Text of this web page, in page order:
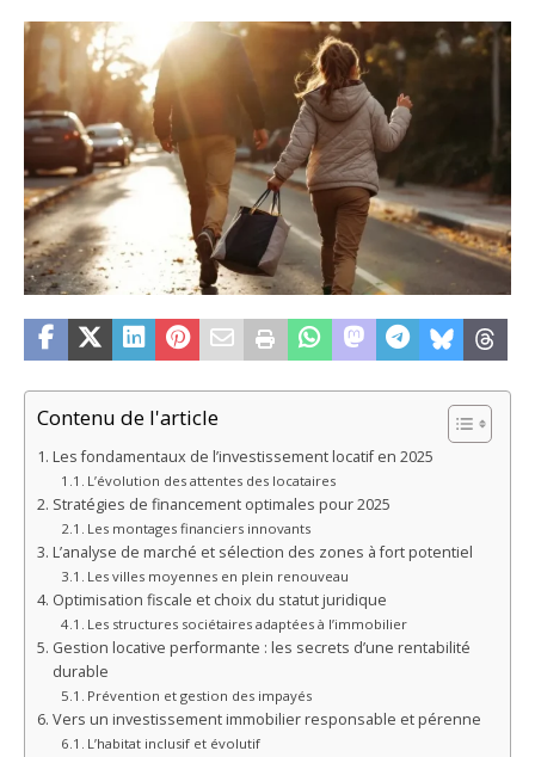
Contenu de l'article
Les fondamentaux de l’investissement locatif en 2025
L’évolution des attentes des locataires
Stratégies de financement optimales pour 2025
Les montages financiers innovants
L’analyse de marché et sélection des zones à fort potentiel
Les villes moyennes en plein renouveau
Optimisation fiscale et choix du statut juridique
Les structures sociétaires adaptées à l’immobilier
Gestion locative performante : les secrets d’une rentabilité
durable
Prévention et gestion des impayés
Vers un investissement immobilier responsable et pérenne
L’habitat inclusif et évolutif